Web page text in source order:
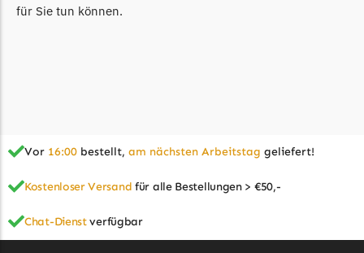
LUX-Tools Messer
McCulloch Messer
Medion Messer
für Sie tun können.
Vor 16:00 bestellt, am nächsten Arbeitstag geliefert!
Kostenloser Versand für alle Bestellungen > €50,-
Chat-Dienstverfügbar